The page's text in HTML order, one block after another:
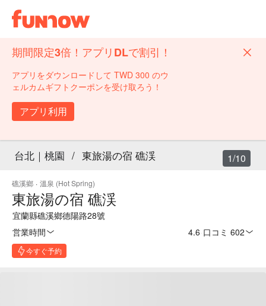
期間限定3倍！アプリDLで割引！
アプリをダウンロードして TWD 300 のウ
ェルカムギフトクーポンを受け取ろう！
アプリ利用
台北｜桃園 / 東旅湯の宿 礁渓
礁溪鄉 · 溫泉 (Hot Spring)
東旅湯の宿 礁渓
宜蘭縣礁溪鄉德陽路28號
営業時間
4.6 口コミ 602
今すぐ予約
1/10